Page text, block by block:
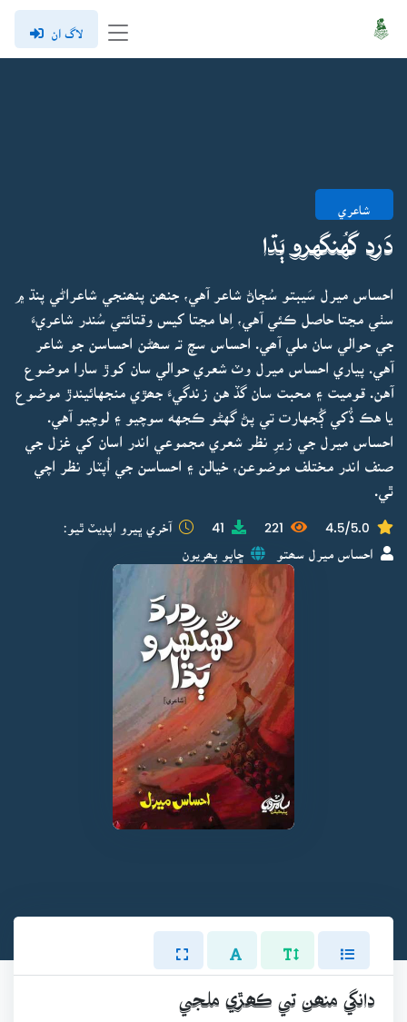
لاگ ان
شاعري
دَرد گهُنگهرو ٻَڌا
احساس ميرل سَيبتو سُڄاڻ شاعر آهي، جنھن پنھنجي شاعراڻي پنڌ ۾
سٺي مڃتا حاصل ڪئي آهي، اِها مڃتا کيس وقتائتي سُندر شاعريءَ
جي حوالي سان ملي آھي. احساس سچ تہ سھڻن احساسن جو شاعر
آهي. پياري احساس ميرل وٽ شعري حوالي سان کوڙ سارا موضوع
آهن. قوميت ۽ محبت سان گڏ هن زندگيءَ جھڙي منجهائيندڙ موضوع
يا هڪ ڏُکي ڳُجهارت تي پڻ گهڻو ڪجهه سوچيو ۽ لوچيو آهي.
احساس ميرل جي زيرِ نظر شعري مجموعي اندر اسان کي غزل جي
صنف اندر مختلف موضوعن، خيالن ۽ احساسن جي اُپٽار نظر اچي
ٿي.
4.5/5.0
221
41 آخري ڀيرو اپڊيٽ ٿيو:
احساس ميرل سھتو ڇاپو پھريون
دانگي منھن تي ڪھڙي ملجي